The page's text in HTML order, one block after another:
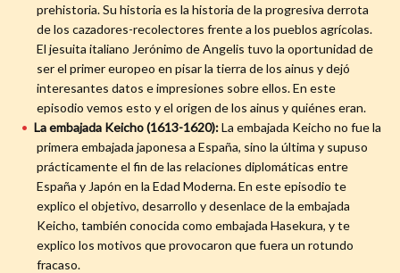
prehistoria. Su historia es la historia de la progresiva derrota
de los cazadores-recolectores frente a los pueblos agrícolas.
El jesuita italiano Jerónimo de Angelis tuvo la oportunidad de
ser el primer europeo en pisar la tierra de los ainus y dejó
interesantes datos e impresiones sobre ellos. En este
episodio vemos esto y el origen de los ainus y quiénes eran.
La embajada Keicho (1613-1620):La embajada Keicho no fue la
primera embajada japonesa a España, sino la última y supuso
prácticamente el fin de las relaciones diplomáticas entre
España y Japón en la Edad Moderna. En este episodio te
explico el objetivo, desarrollo y desenlace de la embajada
Keicho, también conocida como embajada Hasekura, y te
explico los motivos que provocaron que fuera un rotundo
fracaso.